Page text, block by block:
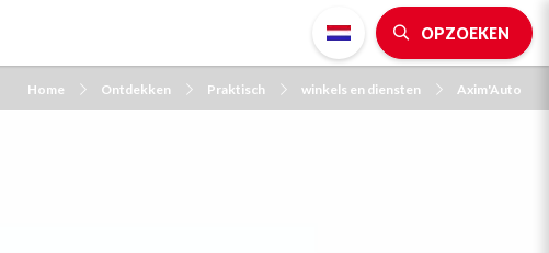
OPZOEKEN
Home Ontdekken Praktisch winkels en diensten Axim'Auto